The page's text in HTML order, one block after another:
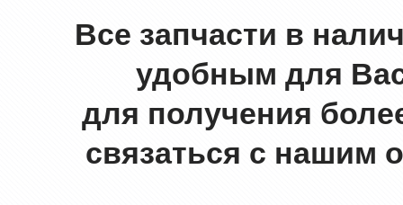
Все запчасти в
удобным для
для получения
связаться с нашим